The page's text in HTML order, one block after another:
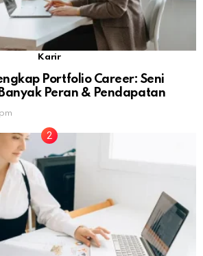
Karir
Portfolio Career: Seni
Peran & Pendapatan